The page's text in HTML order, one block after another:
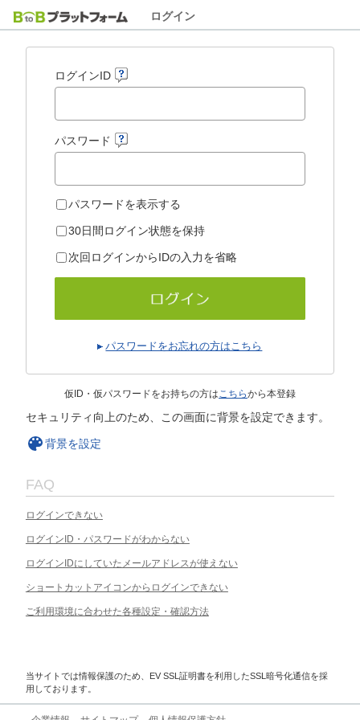
ログイン
ログインID
パスワード
パスワードを表示する
30日間ログイン状態を保持
次回ログインからIDの入力を省略
パスワードをお忘れの方はこちら
仮ID・仮パスワードをお持ちの方はこちらから本登録
セキュリティ向上のため、この画面に背景を設定できます。
背景を設定
FAQ
ログインできない
ログインID・パスワードがわからない
ログインIDにしていたメールアドレスが使えない
ショートカットアイコンからログインできない
ご利用環境に合わせた各種設定・確認方法
当サイトでは情報保護のため、EV SSL証明書を利用したSSL暗号化通信を採
用しております。